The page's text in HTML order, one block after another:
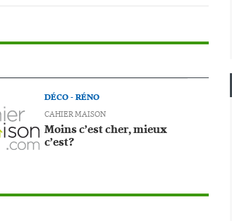
DÉCO - RÉNO
CAHIER MAISON
Moins c’est cher, mieux
c’est?